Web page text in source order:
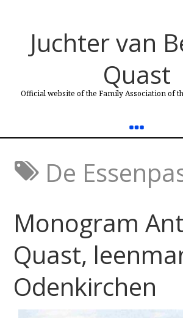
Juchter van
Quast
Official website of the Family Association of
De
Monogram
Quast,
Odenkirchen